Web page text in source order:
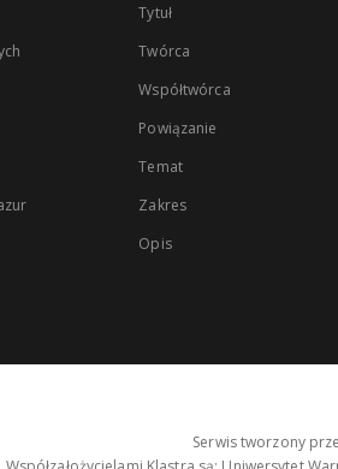
Tytuł
Twórca
Współtwórca
Powiązanie
Temat
Zakres
Opis
Serwis tworzony